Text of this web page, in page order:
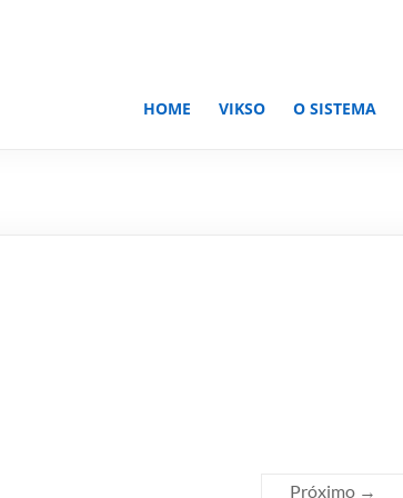
HOME VIKSO O SISTEMA
Próximo →